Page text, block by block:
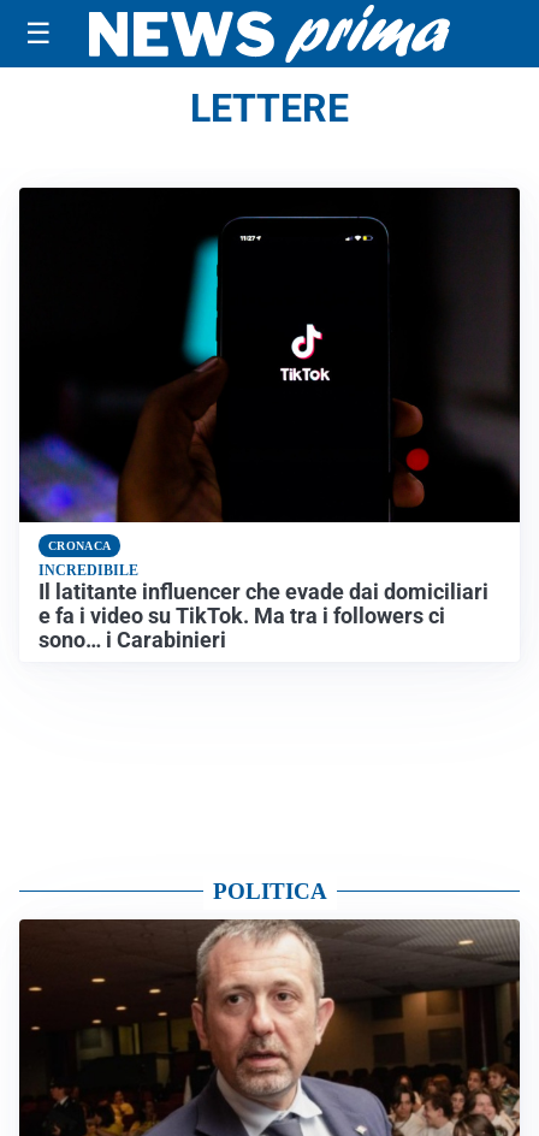
☰
LETTERE
CRONACA
INCREDIBILE
Il latitante influencer che evade dai domiciliari
e fa i video su TikTok. Ma tra i followers ci
sono… i Carabinieri
POLITICA